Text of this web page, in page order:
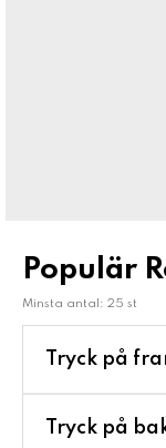
Populär
Minsta antal: 25 st
Tryck på
Tryck på